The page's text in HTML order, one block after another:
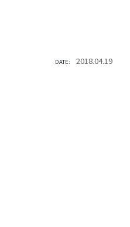
DATE: 2018.04.19